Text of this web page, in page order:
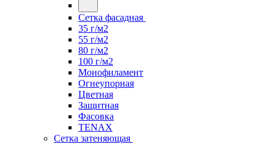
Сетка фасадная
35 г/м2
55 г/м2
80 г/м2
100 г/м2
Монофиламент
Огнеупорная
Цветная
Защитная
Фасовка
TENAX
Сетка затеняющая